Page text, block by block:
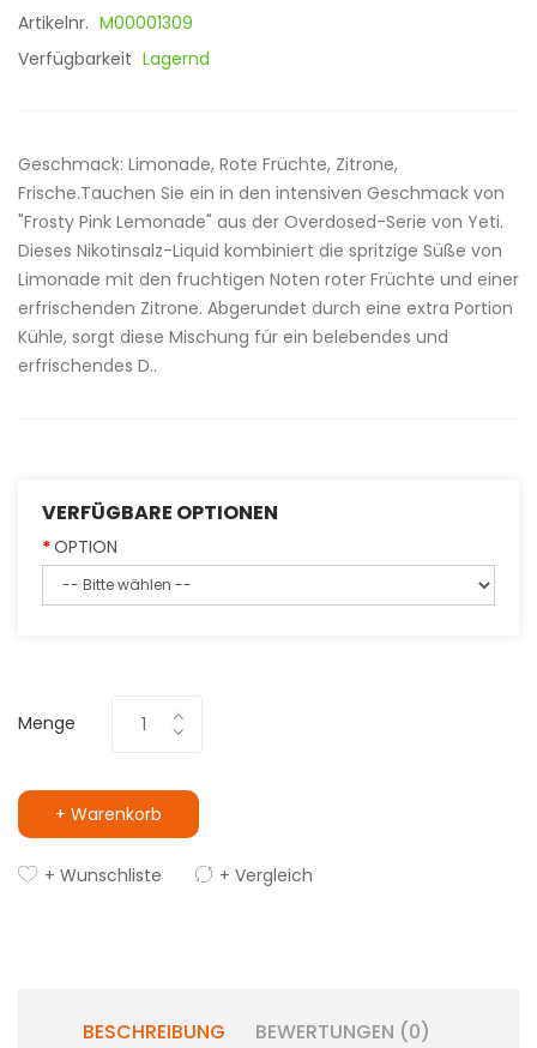
Artikelnr. M00001309
Verfügbarkeit Lagernd
Geschmack: Limonade, Rote Früchte, Zitrone,
Frische.Tauchen Sie ein in den intensiven Geschmack von
"Frosty Pink Lemonade" aus der Overdosed-Serie von Yeti.
Dieses Nikotinsalz-Liquid kombiniert die spritzige Süße von
Limonade mit den fruchtigen Noten roter Früchte und einer
erfrischenden Zitrone. Abgerundet durch eine extra Portion
Kühle, sorgt diese Mischung für ein belebendes und
erfrischendes D..
VERFÜGBARE OPTIONEN
OPTION
Menge
+ Warenkorb
+ Wunschliste + Vergleich
BESCHREIBUNG BEWERTUNGEN (0)